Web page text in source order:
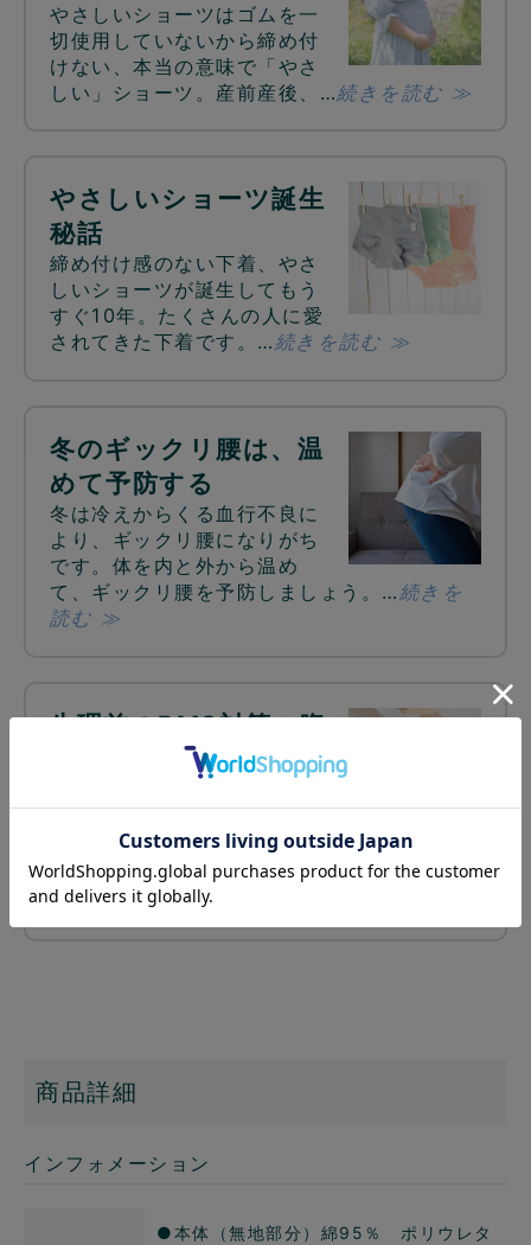
やさしいショーツはゴムを一
切使用していないから締め付
けない、本当の意味で「やさ
しい」ショーツ。産前産後、…続きを読む ≫
やさしいショーツ誕生
秘話
締め付け感のない下着、やさ
しいショーツが誕生してもう
すぐ10年。たくさんの人に愛
されてきた下着です。…続きを読む ≫
冬のギックリ腰は、温
めて予防する
冬は冷えからくる血行不良に
より、ギックリ腰になりがち
です。体を内と外から温め
て、ギックリ腰を予防しましょう。…続きを
読む ≫
生理前のPMS対策～腹
巻きで体を冷やさない
みの方、体は冷えていません
か？冷えを改善することで、PMSの症状も軽
減できるか…続きを読む ≫
商品詳細
インフォメーション
●本体（無地部分）綿95％ ポリウレタ